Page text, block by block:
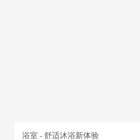
浴室 - 舒适沐浴新体验